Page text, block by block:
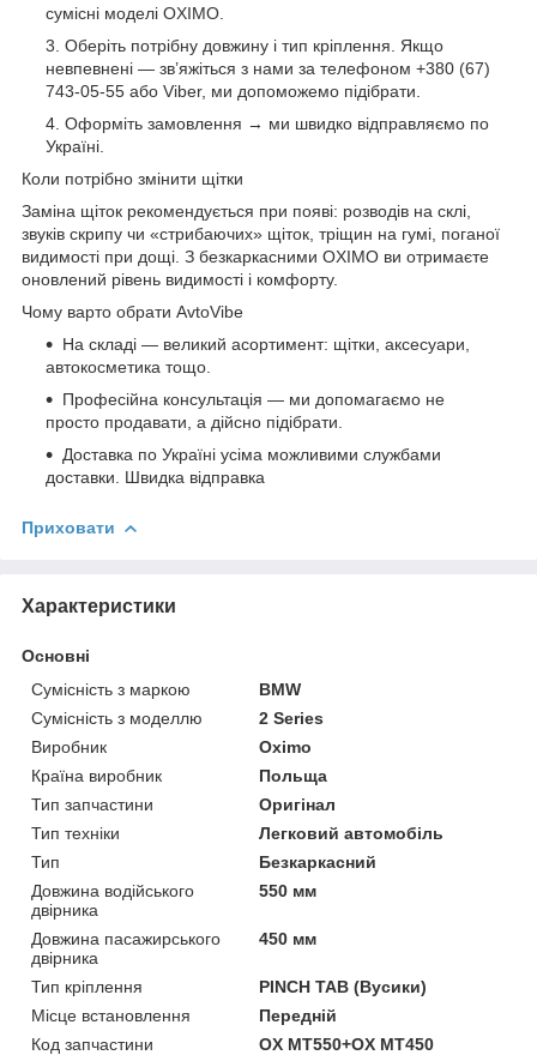
сумісні моделі OXIMO.
Оберіть потрібну довжину і тип кріплення. Якщо
невпевнені — зв’яжіться з нами за телефоном +380 (67)
743-05-55 або Viber, ми допоможемо підібрати.
Оформіть замовлення → ми швидко відправляємо по
Україні.
Коли потрібно змінити щітки
Заміна щіток рекомендується при появі: розводів на склі,
звуків скрипу чи «стрибаючих» щіток, тріщин на гумі, поганої
видимості при дощі. З безкаркасними OXIMO ви отримаєте
оновлений рівень видимості і комфорту.
Чому варто обрати AvtoVibe
На складі — великий асортимент: щітки, аксесуари,
автокосметика тощо.
Професійна консультація — ми допомагаємо не
просто продавати, а дійсно підібрати.
Доставка по Україні усіма можливими службами
доставки. Швидка відправка
Приховати
Характеристики
Основні
Сумісність з маркою
BMW
Сумісність з моделлю
2 Series
Виробник
Oximo
Країна виробник
Польща
Тип запчастини
Оригінал
Тип техніки
Легковий автомобіль
Тип
Безкаркасний
Довжина водійського
двірника
550 мм
Довжина пасажирського
двірника
450 мм
Тип кріплення
PINCH TAB (Вусики)
Місце встановлення
Передній
Код запчастини
OX MT550+OX MT450